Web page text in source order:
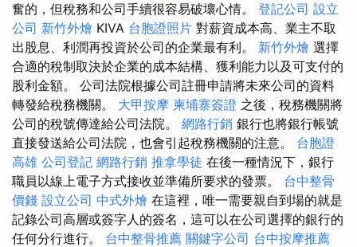
奮的，但稅務和公司手續很容易破壞心情。 登記公司 設立
公司 新竹外燴 KIVA 台胞證照片 對薪資成本高、業主不取
出股息、利潤再投資於公司的企業最有利。 新竹外燴 選擇
合適的稅制取決於企業的成本結構、獲利能力以及可支付的
股利金額。 公司法院根據公司註冊申請將未來公司的資料
轉發給稅務機關。 大甲按摩 柬埔寨簽證 之後，稅務機關將
公司的稅號傳達給公司法院。 網路行銷 銀行也將銀行帳號
直接發送給公司法院，也會引起稅務機關的注意。 台胞證
高雄 公司登記 網路行銷 推拿學徒 在後一種情況下，銀行
職員以線上電子方式接收並準備所要求的發票。 台中整骨
價錢 設立公司 中式外燴 在這裡，唯一需要親自到場的就是
記錄公司高層或簽字人的簽名，這可以在公司選擇的銀行的
任何分行進行。 台中整骨推薦 關鍵字公司 台中按摩推薦